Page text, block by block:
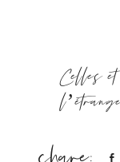
Celles et